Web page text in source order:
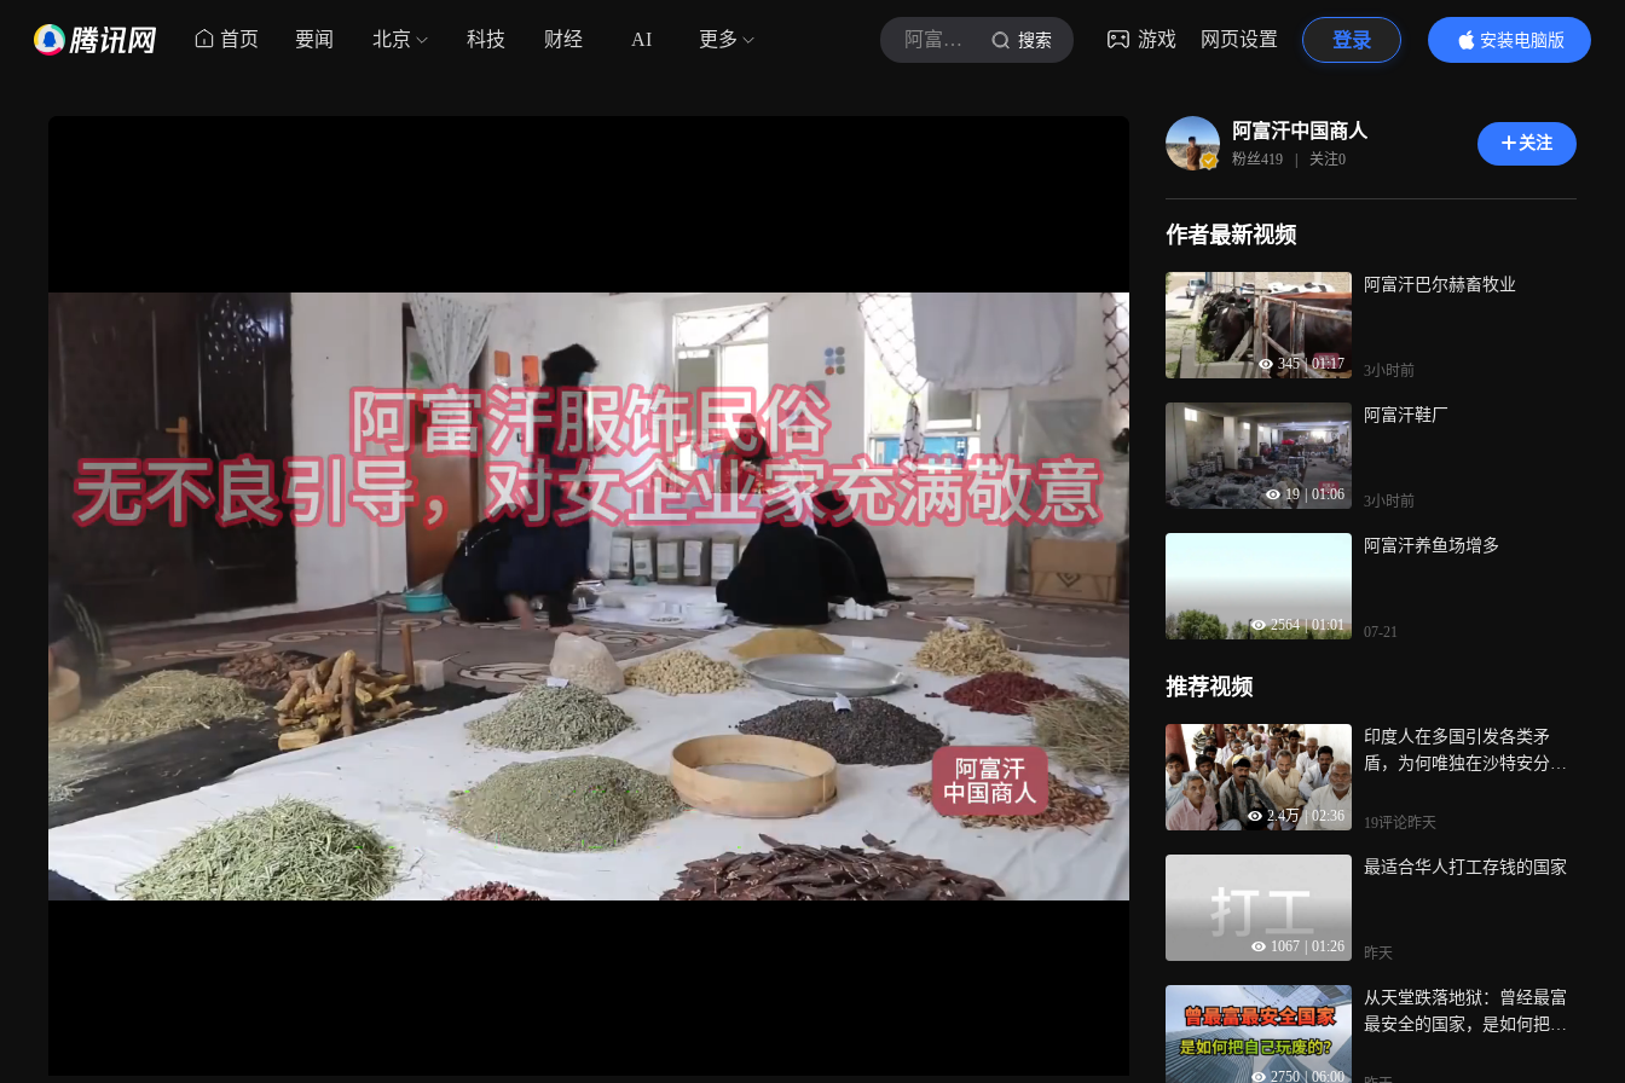
首页 要闻 北京 科技 财经 AI 更多 阿富汗中国商人 搜索 游戏 网页设置 登录
安装电脑版
内容更精彩
阿富汗中国商人
粉丝419 | 关注0
关注
作者最新视频
345 | 01:17
阿富汗巴尔赫畜牧业
3小时前
19 01:06
阿富汗鞋厂
3小时前
2564 | 01:01
阿富汗养鱼场增多
07-21
推荐视频
2.4万 02:36
印度人在多国引发各类矛
盾，为何唯独在沙特安分务
的？
19评论昨天
1067 01:26
最适合华人打工存钱的国家
昨天
2750 | 06:00
从天堂跌落地狱：曾经最富
最安全的国家，是如何把自